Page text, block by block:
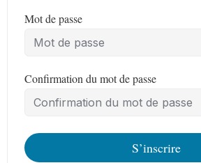
Mot de passe
Confirmation du mot de passe
S’inscrire